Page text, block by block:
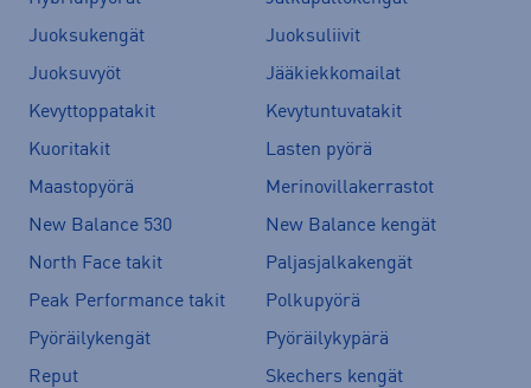
Juoksukengät
Juoksuliivit
Juoksuvyöt
Jääkiekkomailat
Kevyttoppatakit
Kevytuntuvatakit
Kuoritakit
Lasten pyörä
Maastopyörä
Merinovillakerrastot
New Balance 530
New Balance kengät
North Face takit
Paljasjalkakengät
Peak Performance takit
Polkupyörä
Pyöräilykengät
Pyöräilykypärä
Reput
Skechers kengät